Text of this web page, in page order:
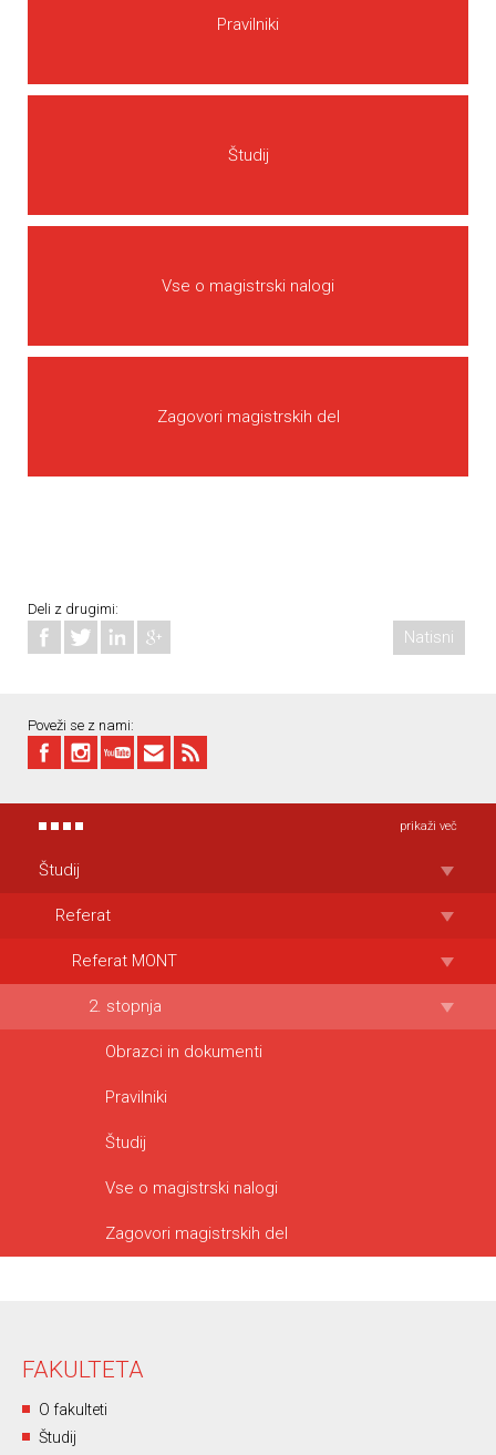
Pravilniki
Študij
Vse o magistrski nalogi
Zagovori magistrskih del
Deli z drugimi:
Natisni
Poveži se z nami:
prikaži več
Študij
Referat
Referat MONT
2. stopnja
Obrazci in dokumenti
Pravilniki
Študij
Vse o magistrski nalogi
Zagovori magistrskih del
FAKULTETA
O fakulteti
Študij